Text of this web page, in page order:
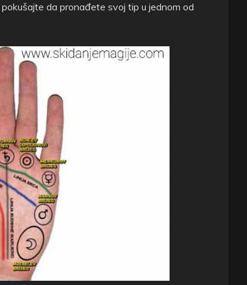
da pronađete svoj tip u jednom od